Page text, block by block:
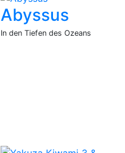
Abyssus
In den Tiefen des Ozeans